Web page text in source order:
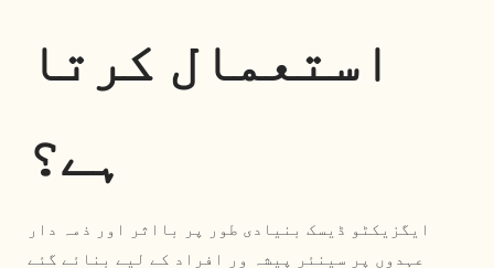
استعمال کرتا
ہے؟
ایگزیکٹو ڈیسک بنیادی طور پر بااثر اور ذمہ دار
عہدوں پر سینئر پیشہ ور افراد کے لیے بنائے گئے